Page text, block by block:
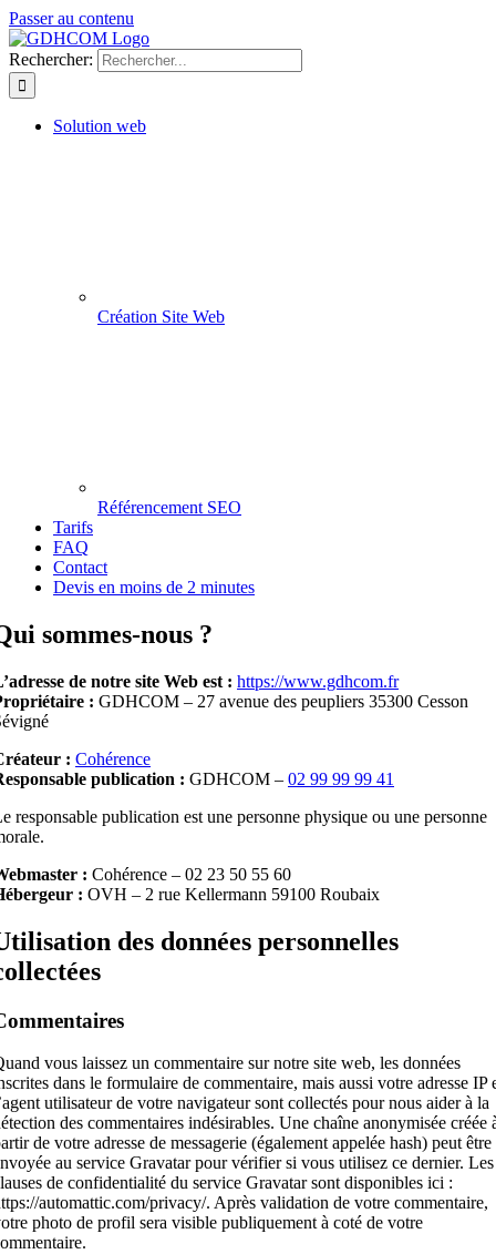
Passer au contenu
Rechercher:
Solution web
Création Site Web
Référencement SEO
Tarifs
FAQ
Contact
Devis en moins de 2 minutes
sommes-nous ?
de notre site Web est : https://www.gdhcom.fr
: GDHCOM – 27 avenue des peupliers 35300 Cesson
: Cohérence
publication : GDHCOM – 02 99 99 99 41
responsable publication est une personne physique ou une personne
: Cohérence – 02 23 50 55 60
: OVH – 2 rue Kellermann 59100 Roubaix
des données personnelles
vous laissez un commentaire sur notre site web, les données
dans le formulaire de commentaire, mais aussi votre adresse IP
utilisateur de votre navigateur sont collectés pour nous aider à la
des commentaires indésirables. Une chaîne anonymisée créée
de votre adresse de messagerie (également appelée hash) peut être
au service Gravatar pour vérifier si vous utilisez ce dernier. Les
de confidentialité du service Gravatar sont disponibles ici :
automattic.com/privacy/. Après validation de votre commentaire,
photo de profil sera visible publiquement à coté de votre